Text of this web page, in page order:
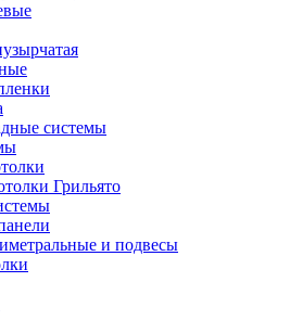
системы
Грильято
и подвесы